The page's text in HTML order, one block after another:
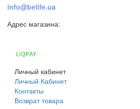
info@belife.ua
Адрес магазина:
Личный кабинет
Личный Кабинет
Контакты
Возврат товара